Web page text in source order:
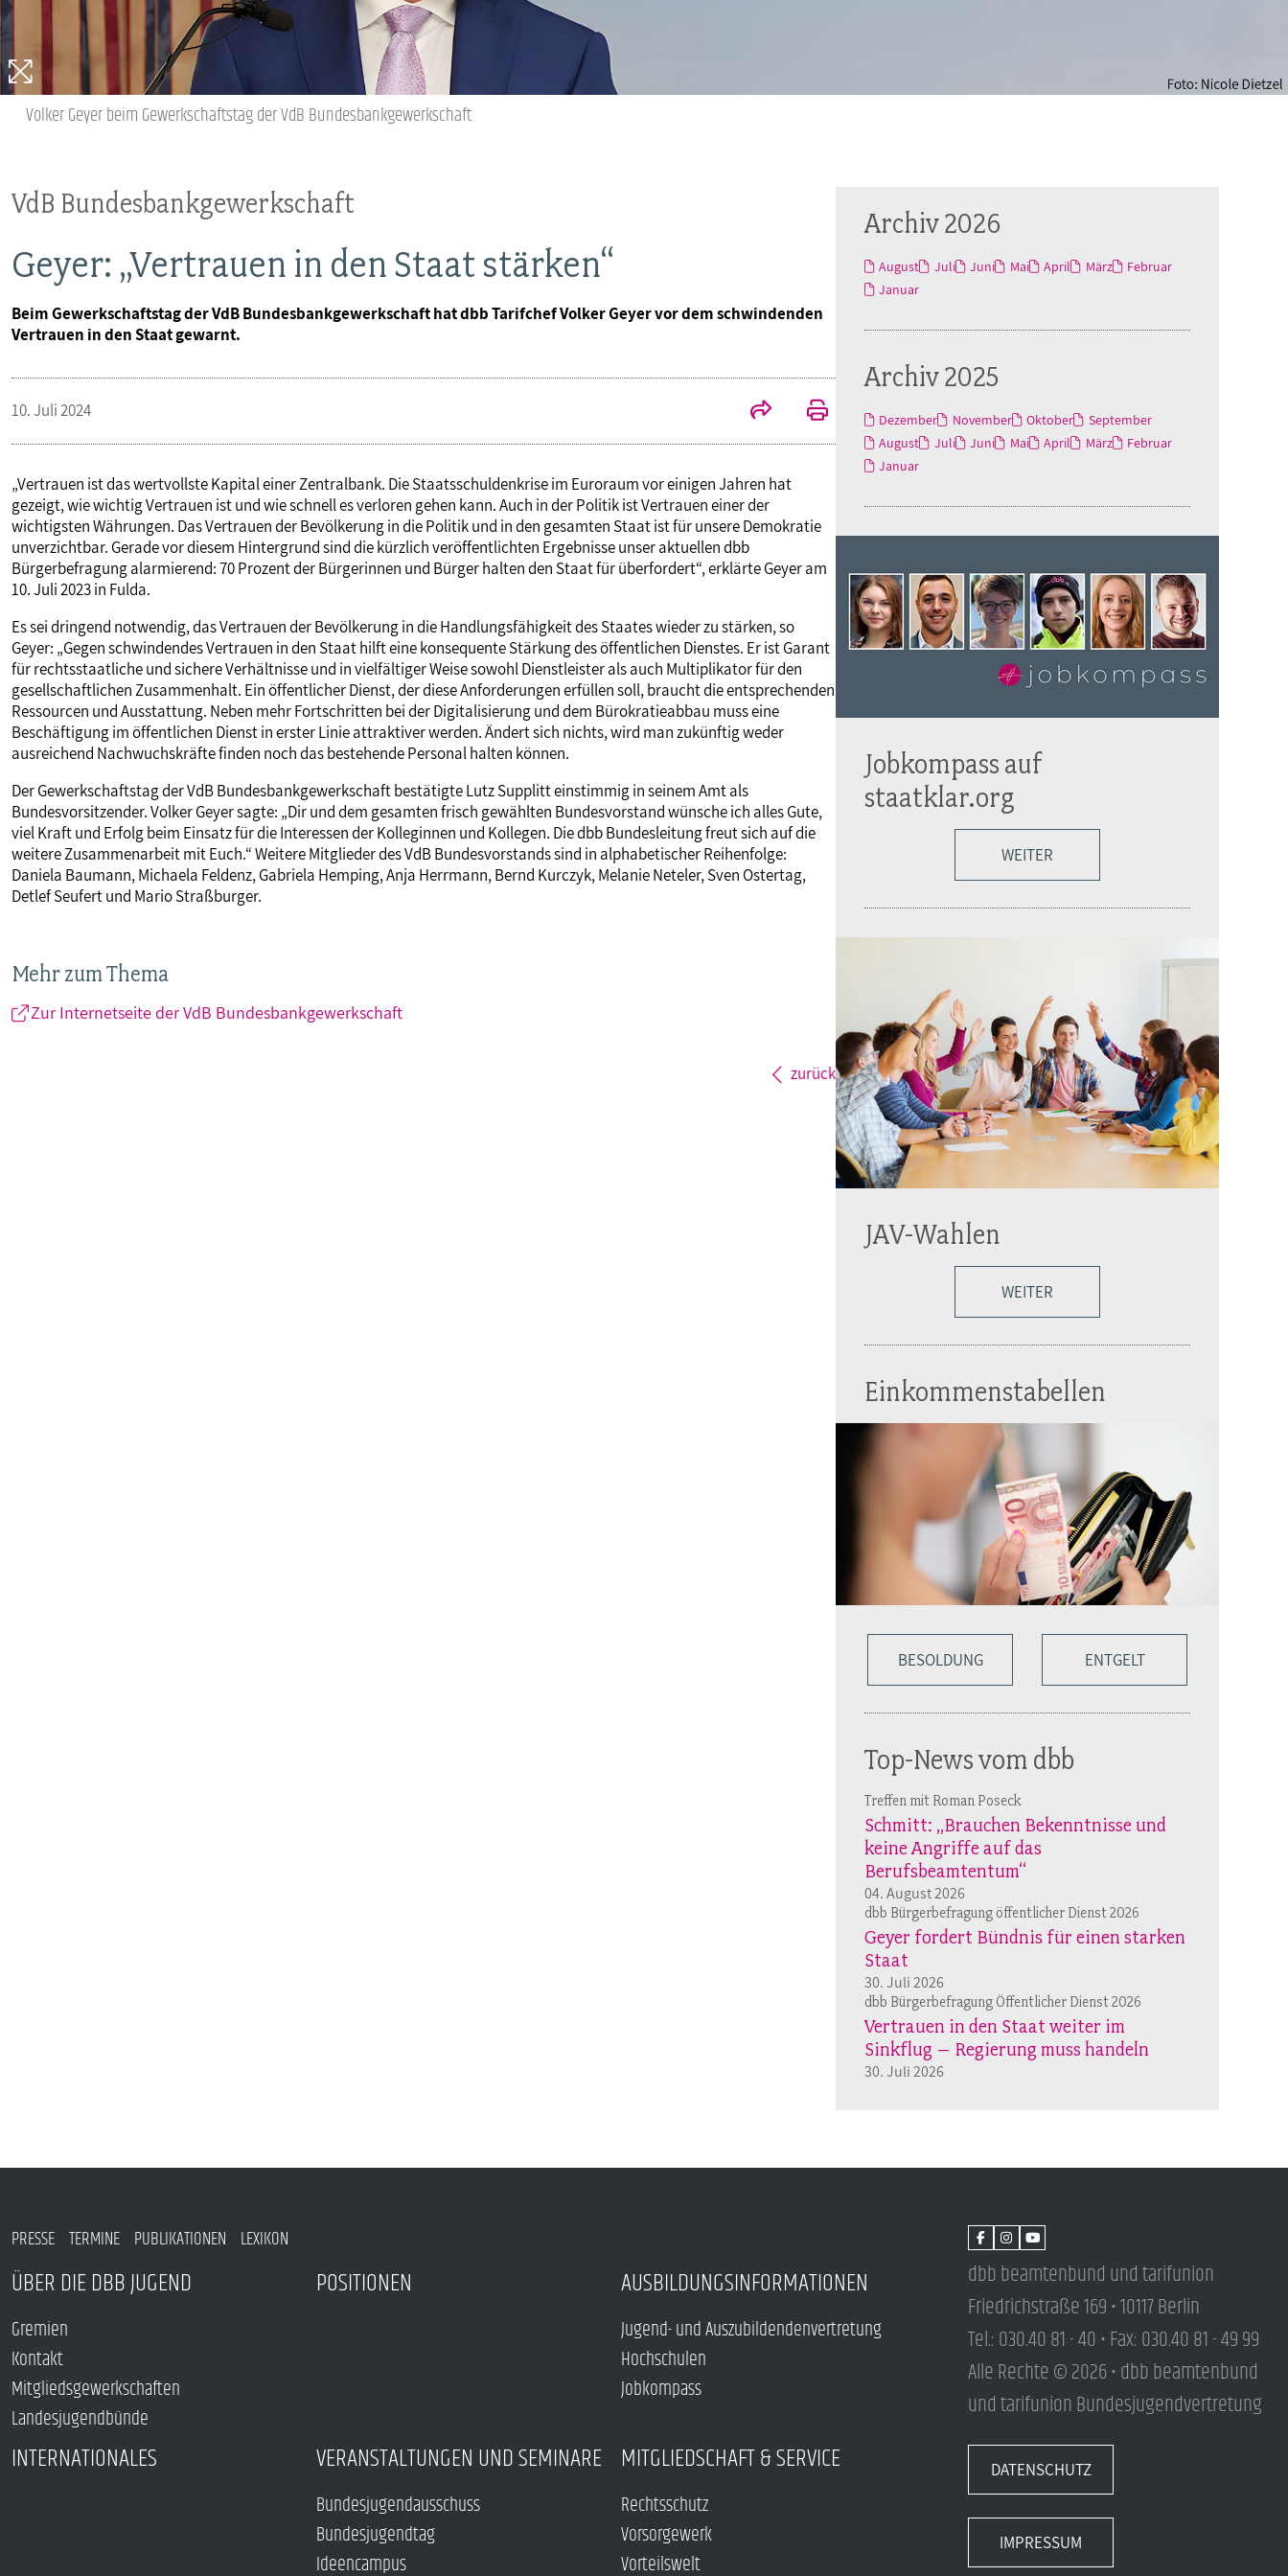
Landesjugendbünde
VERANSTALTUNGEN UND SEMINARE
Ideencampus
Parlamentarisches Sommerfest
MITGLIEDSCHAFT & SERVICE
Akademie
Verlag
Volker Geyer beim Gewerkschaftstag der VdB Bundesbankgewerkschaft
VdB Bundesbankgewerkschaft
Geyer: „Vertrauen in den Staat stärken“
Beim Gewerkschaftstag der VdB Bundesbankgewerkschaft hat dbb Tarifchef Volker Geyer vor dem schwindenden
Vertrauen in den Staat gewarnt.
10. Juli 2024
„Vertrauen ist das wertvollste Kapital einer Zentralbank. Die Staatsschuldenkrise im Euroraum vor einigen Jahren hat
gezeigt, wie wichtig Vertrauen ist und wie schnell es verloren gehen kann. Auch in der Politik ist Vertrauen einer der
wichtigsten Währungen. Das Vertrauen der Bevölkerung in die Politik und in den gesamten Staat ist für unsere Demokratie
unverzichtbar. Gerade vor diesem Hintergrund sind die kürzlich veröffentlichten Ergebnisse unser aktuellen dbb
Bürgerbefragung alarmierend: 70 Prozent der Bürgerinnen und Bürger halten den Staat für überfordert“, erklärte Geyer am
10. Juli 2023 in Fulda.
Es sei dringend notwendig, das Vertrauen der Bevölkerung in die Handlungsfähigkeit des Staates wieder zu stärken, so
Geyer: „Gegen schwindendes Vertrauen in den Staat hilft eine konsequente Stärkung des öffentlichen Dienstes. Er ist Garant
für rechtsstaatliche und sichere Verhältnisse und in vielfältiger Weise sowohl Dienstleister als auch Multiplikator für den
gesellschaftlichen Zusammenhalt. Ein öffentlicher Dienst, der diese Anforderungen erfüllen soll, braucht die entsprechenden
Ressourcen und Ausstattung. Neben mehr Fortschritten bei der Digitalisierung und dem Bürokratieabbau muss eine
Beschäftigung im öffentlichen Dienst in erster Linie attraktiver werden. Ändert sich nichts, wird man zukünftig weder
ausreichend Nachwuchskräfte finden noch das bestehende Personal halten können.
Der Gewerkschaftstag der VdB Bundesbankgewerkschaft bestätigte Lutz Supplitt einstimmig in seinem Amt als
Bundesvorsitzender. Volker Geyer sagte: „Dir und dem gesamten frisch gewählten Bundesvorstand wünsche ich alles Gute,
viel Kraft und Erfolg beim Einsatz für die Interessen der Kolleginnen und Kollegen. Die dbb Bundesleitung freut sich auf die
weitere Zusammenarbeit mit Euch.“ Weitere Mitglieder des VdB Bundesvorstands sind in alphabetischer Reihenfolge:
Daniela Baumann, Michaela Feldenz, Gabriela Hemping, Anja Herrmann, Bernd Kurczyk, Melanie Neteler, Sven Ostertag,
Detlef Seufert und Mario Straßburger.
Mehr zum Thema
Zur Internetseite der VdB Bundesbankgewerkschaft
zurück
Archiv 2026
August Juli Juni Mai April März
Februar
Januar
Archiv 2025
Dezember November Oktober
September
August
Juli Juni Mai April März
Februar
Januar
Jobkompass auf
staatklar.org
WEITER
JAV-Wahlen
WEITER
Einkommenstabellen
BESOLDUNG ENTGELT
Top-News vom dbb
Treffen mit Roman Poseck
Schmitt: „Brauchen Bekenntnisse und
keine Angriffe auf das
Berufsbeamtentum“
04. August 2026
dbb Bürgerbefragung öffentlicher Dienst 2026
Geyer fordert Bündnis für einen starken
Staat
30. Juli 2026
dbb Bürgerbefragung Öffentlicher Dienst 2026
Vertrauen in den Staat weiter im
Sinkflug – Regierung muss handeln
30. Juli 2026
PRESSE TERMINE PUBLIKATIONEN LEXIKON
ÜBER DIE DBB JUGEND
Gremien
Kontakt
Mitgliedsgewerkschaften
Landesjugendbünde
POSITIONEN AUSBILDUNGSINFORMATIONEN
Jugend- und Auszubildendenvertretung
Hochschulen
Jobkompass
INTERNATIONALES VERANSTALTUNGEN UND SEMINARE
Bundesjugendausschuss
Bundesjugendtag
Ideencampus
MITGLIEDSCHAFT & SERVICE
Rechtsschutz
Vorsorgewerk
Vorteilswelt
dbb beamtenbund und tarifunion
Friedrichstraße 169 • 10117 Berlin
Tel.: 030.40 81 - 40 • Fax: 030.40 81 - 49 99
Alle Rechte © 2026 • dbb beamtenbund
und tarifunion Bundesjugendvertretung
DATENSCHUTZ
IMPRESSUM